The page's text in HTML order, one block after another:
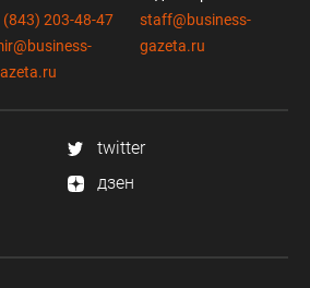
(843) 203-48-47
staff@business-
gazeta.ru
twitter
дзен